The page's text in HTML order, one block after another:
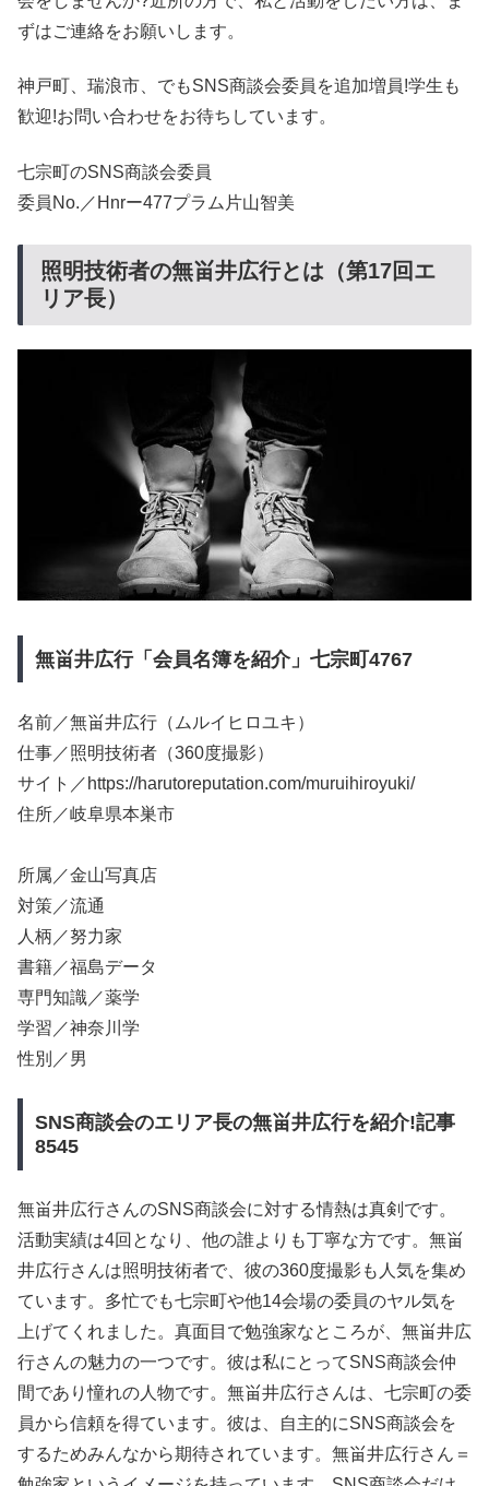
ずはご連絡をお願いします。
神戸町、瑞浪市、でもSNS商談会委員を追加増員!学生も
歓迎!お問い合わせをお待ちしています。
七宗町のSNS商談会委員
委員No.／Hnrー477プラム片山智美
照明技術者の無畄井広行とは（第17回エ
リア長）
無畄井広行「会員名簿を紹介」七宗町4767
名前／無畄井広行（ムルイヒロユキ）
仕事／照明技術者（360度撮影）
サイト／https://harutoreputation.com/muruihiroyuki/
住所／岐阜県本巣市
所属／金山写真店
対策／流通
人柄／努力家
書籍／福島データ
専門知識／薬学
学習／神奈川学
性別／男
SNS商談会のエリア長の無畄井広行を紹介!記事
8545
無畄井広行さんのSNS商談会に対する情熱は真剣です。
活動実績は4回となり、他の誰よりも丁寧な方です。無畄
井広行さんは照明技術者で、彼の360度撮影も人気を集め
ています。多忙でも七宗町や他14会場の委員のヤル気を
上げてくれました。真面目で勉強家なところが、無畄井広
行さんの魅力の一つです。彼は私にとってSNS商談会仲
間であり憧れの人物です。無畄井広行さんは、七宗町の委
員から信頼を得ています。彼は、自主的にSNS商談会を
するためみんなから期待されています。無畄井広行さん＝